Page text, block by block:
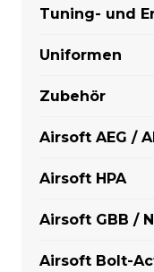
Tuning- und
Uniformen
Zubehör
Airsoft AEG /
Airsoft HPA
Airsoft GBB /
Airsoft Bolt-